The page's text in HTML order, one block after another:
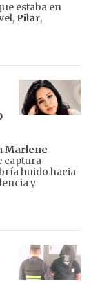
estaba en
Pilar,
Marlene
captura
huido hacia
y